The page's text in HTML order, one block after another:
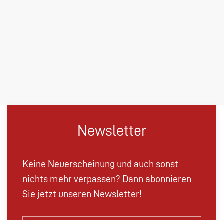
Newsletter
Keine Neuerscheinung und auch sonst
nichts mehr verpassen? Dann abonnieren
Sie jetzt unseren Newsletter!